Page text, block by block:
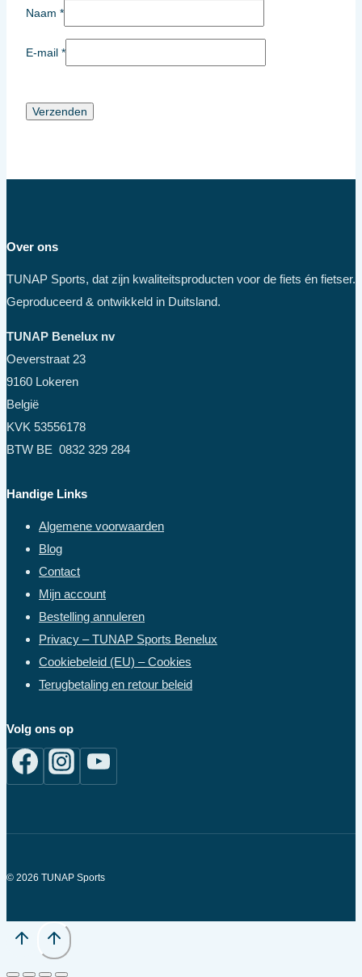
Naam *
E-mail *
Over ons
TUNAP Sports, dat zijn kwaliteitsproducten voor de fiets én fietser.
Geproduceerd & ontwikkeld in Duitsland.
TUNAP Benelux nv
Oeverstraat 23
9160 Lokeren
België
KVK 53556178
BTW BE 0832 329 284
Handige Links
Algemene voorwaarden
Blog
Contact
Mijn account
Bestelling annuleren
Privacy – TUNAP Sports Benelux
Cookiebeleid (EU) – Cookies
Terugbetaling en retour beleid
Volg ons op
© 2026 TUNAP Sports